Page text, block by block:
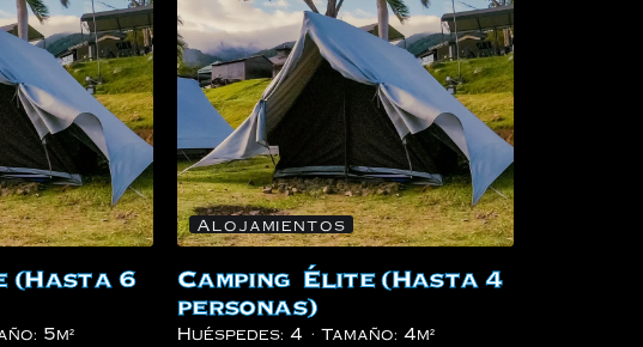
(Hasta 6
5m²
Alojamientos
Camping Élite (Hasta 4
personas)
Huéspedes: 4 Tamaño: 4m²